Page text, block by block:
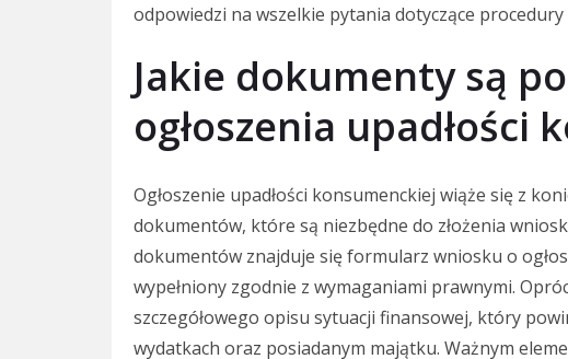
odpowiedzi na wszelkie pytania dotyczące procedury
Jakie dokumenty są
ogłoszenia upadłości
Ogłoszenie upadłości konsumenckiej wiąże się z
dokumentów, które są niezbędne do złożenia
dokumentów znajduje się formularz wniosku o
wypełniony zgodnie z wymaganiami prawnymi.
szczegółowego opisu sytuacji finansowej, który
wydatkach oraz posiadanym majątku. Ważnym